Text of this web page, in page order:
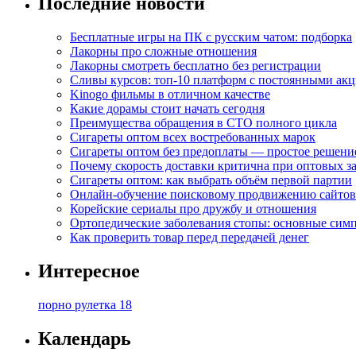
Бесплатные игры на ПК с русским чатом: подборка
Лакорны про сложные отношения
Лакорны смотреть бесплатно без регистрации
Сливы курсов: топ-10 платформ с постоянными
Kinogo фильмы в отличном качестве
Какие дорамы стоит начать сегодня
Преимущества обращения в СТО полного цикла
Сигареты оптом всех востребованных марок
Сигареты оптом без предоплаты — простое
Почему скорость доставки критична при оптовых
Сигареты оптом: как выбрать объём первой партии
Онлайн-обучение поисковому продвижению сайтов
Корейские сериалы про дружбу и отношения
Ортопедические заболевания стопы: основные
Как проверить товар перед передачей денег
Интересное
порно рулетка 18
Календарь